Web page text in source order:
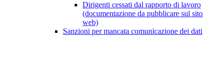
Dirigenti cessati dal rapporto di lavoro
(documentazione da pubblicare sul sito
web)
Sanzioni per mancata comunicazione dei dati